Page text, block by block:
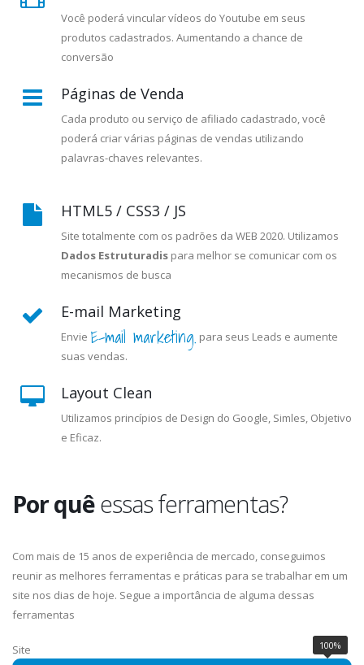
Você poderá vincular vídeos do Youtube em seus
produtos cadastrados. Aumentando a chance de
conversão
Páginas de Venda
Cada produto ou serviço de afiliado cadastrado, você
poderá criar várias páginas de vendas utilizando
palavras-chaves relevantes.
HTML5 / CSS3 / JS
Site totalmente com os padrões da WEB 2020. Utilizamos
Dados Estruturadis para melhor se comunicar com os
mecanismos de busca
E-mail Marketing
Envie E-mail marketing. para seus Leads e aumente
suas vendas.
Layout Clean
Utilizamos princípios de Design do Google, Simles, Objetivo
e Eficaz.
Por quêessas ferramentas?
Com mais de 15 anos de experiência de mercado, conseguimos
reunir as melhores ferramentas e práticas para se trabalhar em um
site nos dias de hoje. Segue a importância de alguma dessas
ferramentas
Site 100%